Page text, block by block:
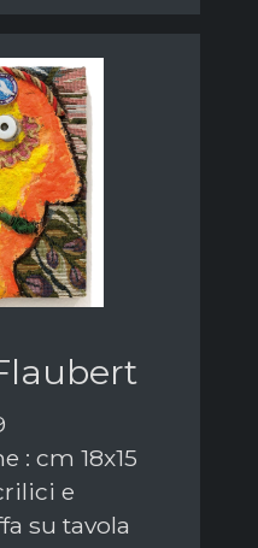
: cm 18x15
e
su tavola